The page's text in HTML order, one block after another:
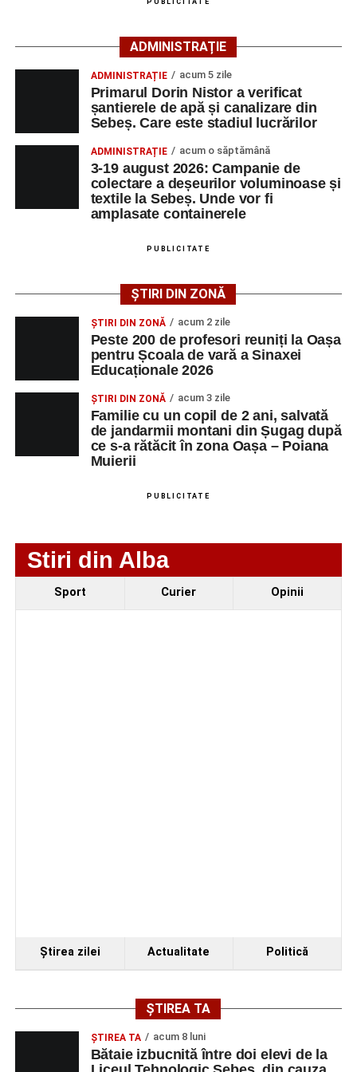
Lista publicată de AJOFM Alba include, pe lângă
denumirea posturilor vacante din Săsciori, și datele de
contact ale angajatorilor, precum numere de telefon și
adrese de e-mail, pentru ca persoanele interesate să
poată solicita detalii despre condițiile de angajare,
programul de lucru și procesul de recrutare.
Mai jos puteți consulta lista completă a locurilor de
muncă disponibile în comuna Săsciori la data de 4
AGENT OCUPAŢIA
NR.
NR.
Technology Srl
OPERATOR LA
MASINI-UNELTE
NUMERICA
1 0752826367
Ultimele știri din Sebeș
PUBLICITATE
ADMINISTRAȚIE
ADMINISTRAȚIE acum 5 zile
Primarul Dorin Nistor a verificat
șantierele de apă și canalizare din
Sebeș. Care este stadiul lucrărilor
ADMINISTRAȚIE acum o săptămână
3-19 august 2026: Campanie de
colectare a deșeurilor voluminoase și
textile la Sebeș. Unde vor fi
amplasate containerele
PUBLICITATE
ȘTIRI DIN ZONĂ
ȘTIRI DIN ZONĂ acum 2 zile
Peste 200 de profesori reuniți la Oașa
pentru Școala de vară a Sinaxei
Educaționale 2026
ȘTIRI DIN ZONĂ acum 3 zile
Familie cu un copil de 2 ani, salvată
de jandarmii montani din Șugag după
ce s-a rătăcit în zona Oașa – Poiana
Muierii
PUBLICITATE
Stiri din Alba
Sport Curier Opinii
Ştirea zilei Actualitate Politică
ȘTIREA TA
ŞTIREA TA acum 8 luni
Bătaie izbucnită între doi elevi de la